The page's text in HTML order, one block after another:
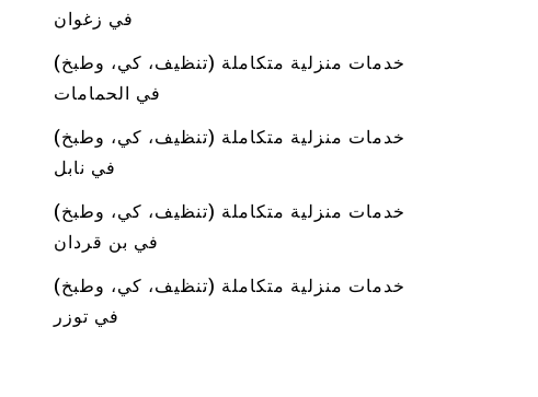
في زغوان
خدمات منزلية متكاملة (تنظيف، كي، وطبخ)
في الحمامات
خدمات منزلية متكاملة (تنظيف، كي، وطبخ)
في نابل
خدمات منزلية متكاملة (تنظيف، كي، وطبخ)
في بن قردان
خدمات منزلية متكاملة (تنظيف، كي، وطبخ)
في توزر